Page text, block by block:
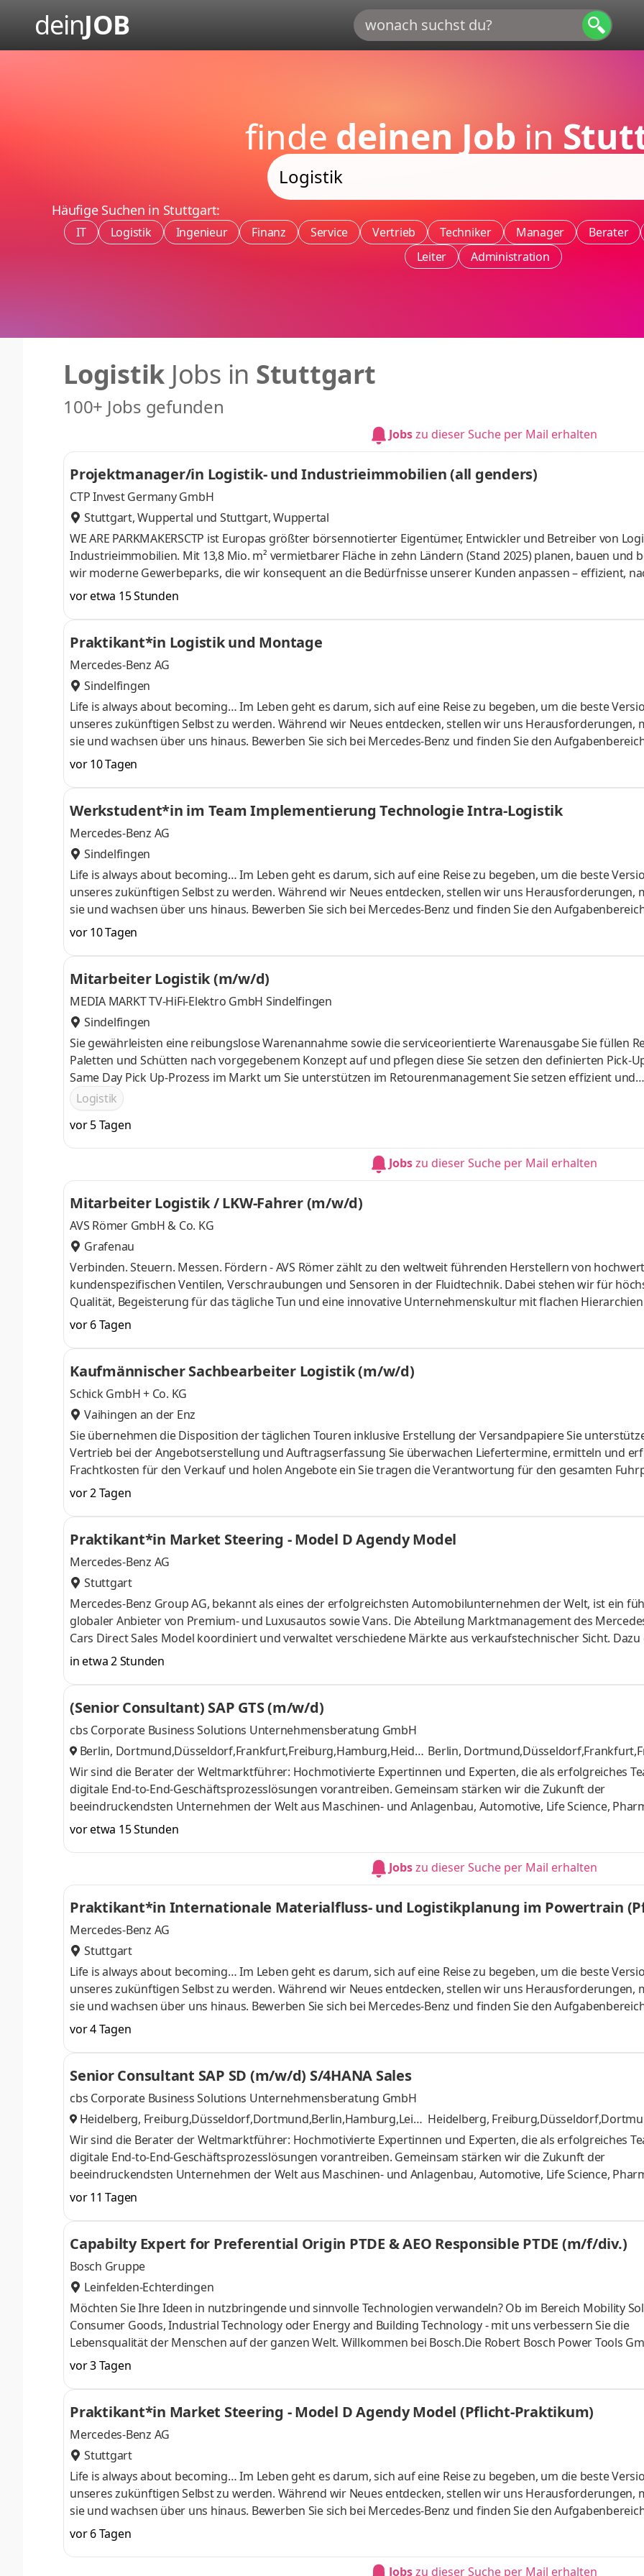
deinJOB
finde deinen Job in
Häufige Suchen in Stuttgart:
IT Logistik Ingenieur Finanz Service Vertrieb Techniker Manager Berater
Leiter
Administration
Logistik Jobs in Stuttgart
100+ Jobs gefunden
Jobszu dieser Suche per Mail erhalten
Projektmanager/in Logistik- und Industrieimmobilien (all genders)
CTP Invest Germany GmbH
Stuttgart, Wuppertal und Stuttgart, Wuppertal
WE ARE PARKMAKERSCTP ist Europas größter börsennotierter Eigentümer, Entwickler und Betreiber von
Industrieimmobilien. Mit 13,8 Mio. m² vermietbarer Fläche in zehn Ländern (Stand 2025) planen, bauen und
wir moderne Gewerbeparks, die wir konsequent an die Bedürfnisse unserer Kunden anpassen – effizient,
und zukunftsorientiert.Unser Portfolio umfasst zehn strategisch bedeutende Märkte, die das Schwarze Meer
Immobilienentwickler: Wir verstehen uns als langfristiger Partner, der integrierte Lösungen schafft und
Unternehmen Raum gibt, sich weiterzue
vor etwa 15 Stunden
Praktikant*in Logistik und Montage
Mercedes-Benz AG
Sindelfingen
Life is always about becoming… Im Leben geht es darum, sich auf eine Reise zu begeben, um die beste
unseres zukünftigen Selbst zu werden. Während wir Neues entdecken, stellen wir uns Herausforderungen,
sie und wachsen über uns hinaus. Bewerben Sie sich bei Mercedes-Benz und finden Sie den
Sie Ihre Talente individuell entfalten können. Dabei werden Sie von visionären Kolleginnen und Kollegen
die Ihren Pioniergeist teilen. Bei uns einzusteigen bedeutet, Teil eines globalen Teams zu werden, dessen Ziel
die begehrenswertesten Automobile der Welt zu bauen. Together for excellence. Stellennummer:
Aufgaben Die Mercedes-Benz Gr
vor 10 Tagen
Werkstudent*in im Team Implementierung Technologie Intra-Logistik
Mercedes-Benz AG
Sindelfingen
Life is always about becoming… Im Leben geht es darum, sich auf eine Reise zu begeben, um die beste
unseres zukünftigen Selbst zu werden. Während wir Neues entdecken, stellen wir uns Herausforderungen,
sie und wachsen über uns hinaus. Bewerben Sie sich bei Mercedes-Benz und finden Sie den
Sie Ihre Talente individuell entfalten können. Dabei werden Sie von visionären Kolleginnen und Kollegen
die Ihren Pioniergeist teilen. Bei uns einzusteigen bedeutet, Teil eines globalen Teams zu werden, dessen Ziel
die begehrenswertesten Automobile der Welt zu bauen. Together for excellence. Stellennummer:
Aufgaben Unsere Abteilung ist
vor 10 Tagen
Mitarbeiter Logistik (m/w/d)
MEDIA MARKT TV-HiFi-Elektro GmbH Sindelfingen
Sindelfingen
Sie gewährleisten eine reibungslose Warenannahme sowie die serviceorientierte Warenausgabe Sie füllen
Paletten und Schütten nach vorgegebenem Konzept auf und pflegen diese Sie setzen den definierten Pick-
Same Day Pick Up-Prozess im Markt um Sie unterstützen im Retourenmanagement Sie setzen effizient und
reibungslos logistische Abläufe in Abstimmung mit der Führungskraft um Sie stellen die Sauberkeit und
Point of Sales sicher, Sie verfügen über eine erfolgreich abgeschlossene Ausbildung im Bereich Logistik und/
Erfahrung in der Logistik oder im Verkauf im Markt
Logistik
vor 5 Tagen
Jobszu dieser Suche per Mail erhalten
Mitarbeiter Logistik / LKW-Fahrer (m/w/d)
AVS Römer GmbH & Co. KG
Grafenau
Verbinden. Steuern. Messen. Fördern - AVS Römer zählt zu den weltweit führenden Herstellern von
kundenspezifischen Ventilen, Verschraubungen und Sensoren in der Fluidtechnik. Dabei stehen wir für
Qualität, Begeisterung für das tägliche Tun und eine innovative Unternehmenskultur mit flachen
kurzen Entscheidungswegen. An unseren Standorten in Grafenau, Langenberg und Aadorf (CH) bieten wir
Vielzahl an interessanten Jobs mit Zukunftsperspektive! Mitarbeiter Logistik / LKW-Fahrer (m/w/d) Du sorgst
dass bei uns alles zur richtigen Zeit am richtigen Ort ist – vom Wareneingang bis zur Auslieferung. Mit
Gespür für Abläufe und Deinem sicheren H
vor 6 Tagen
Kaufmännischer Sachbearbeiter Logistik (m/w/d)
Schick GmbH + Co. KG
Vaihingen an der Enz
Sie übernehmen die Disposition der täglichen Touren inklusive Erstellung der Versandpapiere Sie
Vertrieb bei der Angebotserstellung und Auftragserfassung Sie überwachen Liefertermine, ermitteln und
Frachtkosten für den Verkauf und holen Angebote ein Sie tragen die Verantwortung für den gesamten
(LKWs und Dienstfahrzeuge) einschließlich der Organisation und Überwachung von Prüf- und
administrativen Fuhrparkverwaltung sowie der Schadensabwicklung Sie beauftragen und betreuen sämtliche
Speditionen
vor 2 Tagen
Praktikant*in Market Steering - Model D Agendy Model
Mercedes-Benz AG
Stuttgart
Mercedes-Benz Group AG, bekannt als eines der erfolgreichsten Automobilunternehmen der Welt, ist ein
globaler Anbieter von Premium- und Luxusautos sowie Vans. Die Abteilung Marktmanagement des Mercedes-Benz
Cars Direct Sales Model koordiniert und verwaltet verschiedene Märkte aus verkaufstechnischer Sicht. Dazu
die Festlegung von Mengenzielen, die Entwicklung von Preisstrategien und die Steuerung der
Benz Organisationen in den Ländern arbeitet diese Abteilung eng mit anderen Bereichen wie Marketing,
Produktmanagement und Controlling zusammen.
in etwa 2 Stunden
(Senior Consultant) SAP GTS (m/w/d)
cbs Corporate Business Solutions Unternehmensberatung GmbH
Berlin, Dortmund,Düsseldorf,Frankfurt,Freiburg,Hamburg,Heidel
berg,Leipzig,München,Raunheim,Stuttgart,
Berlin,
pzig,München,Raunheim,Stuttgartund 9
Wir sind die Berater der Weltmarktführer: Hochmotivierte Expertinnen und Experten, die als erfolgreiches
digitale End-to-End-Geschäftsprozesslösungen vorantreiben. Gemeinsam stärken wir die Zukunft der
beeindruckendsten Unternehmen der Welt aus Maschinen- und Anlagenbau, Automotive, Life Science,
Chemie, mit denen wir viel gemeinsam haben. Unser ausgezeichneter Ruf bei Hidden Champions öffnet Dir
verlässlichsten Beratungen und nutze vielfältige Entwicklungschancen. Als engagiertes Teammitglied kannst
uns schnell Verantwortung übernehmen und über Dich hinaus
vor etwa 15 Stunden
Jobszu dieser Suche per Mail erhalten
Praktikant*in Internationale Materialfluss- und Logistikplanung im Powertrain
Mercedes-Benz AG
Stuttgart
Life is always about becoming… Im Leben geht es darum, sich auf eine Reise zu begeben, um die beste
unseres zukünftigen Selbst zu werden. Während wir Neues entdecken, stellen wir uns Herausforderungen,
sie und wachsen über uns hinaus. Bewerben Sie sich bei Mercedes-Benz und finden Sie den
Sie Ihre Talente individuell entfalten können. Dabei werden Sie von visionären Kolleginnen und Kollegen
die Ihren Pioniergeist teilen. Bei uns einzusteigen bedeutet, Teil eines globalen Teams zu werden, dessen Ziel
die begehrenswertesten Automobile der Welt zu bauen. Together for excellence. Stellennummer:
Aufgaben Im Mercedes-Benz Wer
vor 4 Tagen
Senior Consultant SAP SD (m/w/d) S/4HANA Sales
cbs Corporate Business Solutions Unternehmensberatung GmbH
Heidelberg, Freiburg,Düsseldorf,Dortmund,Berlin,Hamburg,Leipz
ig,München,Raunheim,Stuttgart,Frankfurt,
Heidelberg,
hen,Raunheim,Stuttgart,Frankfurtund 9
Wir sind die Berater der Weltmarktführer: Hochmotivierte Expertinnen und Experten, die als erfolgreiches
digitale End-to-End-Geschäftsprozesslösungen vorantreiben. Gemeinsam stärken wir die Zukunft der
beeindruckendsten Unternehmen der Welt aus Maschinen- und Anlagenbau, Automotive, Life Science,
Chemie, mit denen wir viel gemeinsam haben. Unser ausgezeichneter Ruf bei Hidden Champions öffnet Dir
für anspruchsvolle Projekte mit einzigartigen Gestaltungsmöglichkeiten. Werde Teil einer der besten und
verlässlichsten Beratungen und nutze vielfältige Entwicklungschancen. Als engagiertes Teammitglied kannst
uns schnell Verantwortung übernehmen und über Dich hinaus
vor 11 Tagen
Capabilty Expert for Preferential Origin PTDE & AEO Responsible PTDE (m/f/div.)
Bosch Gruppe
Leinfelden-Echterdingen
Möchten Sie Ihre Ideen in nutzbringende und sinnvolle Technologien verwandeln? Ob im Bereich Mobility
Consumer Goods, Industrial Technology oder Energy and Building Technology - mit uns verbessern Sie die
Lebensqualität der Menschen auf der ganzen Welt. Willkommen bei Bosch.Die Robert Bosch Power Tools
sich auf Ihre Bewerbung! Anstellungsart: Unbefristet Arbeitszeit: Vollzeit Arbeitsort: Leinfelden-Echterdingen
Aufgaben Du bist die zentrale Ansprechperson für Zollbehörden bezüglich der AEO-Bewilligung von Robert
Power Tools Deutschland.Du überwachst und stellst kontinuierlich die Einhaltung der AEO-Compliance-
Anforderungen sicher.Du bist End-to-End verantwortlich
vor 3 Tagen
Praktikant*in Market Steering - Model D Agendy Model (Pflicht-Praktikum)
Mercedes-Benz AG
Stuttgart
Life is always about becoming… Im Leben geht es darum, sich auf eine Reise zu begeben, um die beste
unseres zukünftigen Selbst zu werden. Während wir Neues entdecken, stellen wir uns Herausforderungen,
sie und wachsen über uns hinaus. Bewerben Sie sich bei Mercedes-Benz und finden Sie den
Sie Ihre Talente individuell entfalten können. Dabei werden Sie von visionären Kolleginnen und Kollegen
die Ihren Pioniergeist teilen. Bei uns einzusteigen bedeutet, Teil eines globalen Teams zu werden, dessen Ziel
die begehrenswertesten Automobile der Welt zu bauen. Together for excellence. Stellennummer:
vor 6 Tagen
Jobszu dieser Suche per Mail erhalten